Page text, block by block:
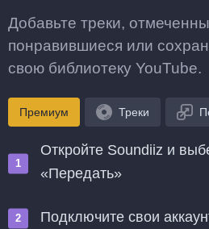
Добавьте треки,
понравившиеся или
свою библиотеку YouTube.
Премиум Треки
Откройте Soundiiz и
«Передать»
Подключите свои